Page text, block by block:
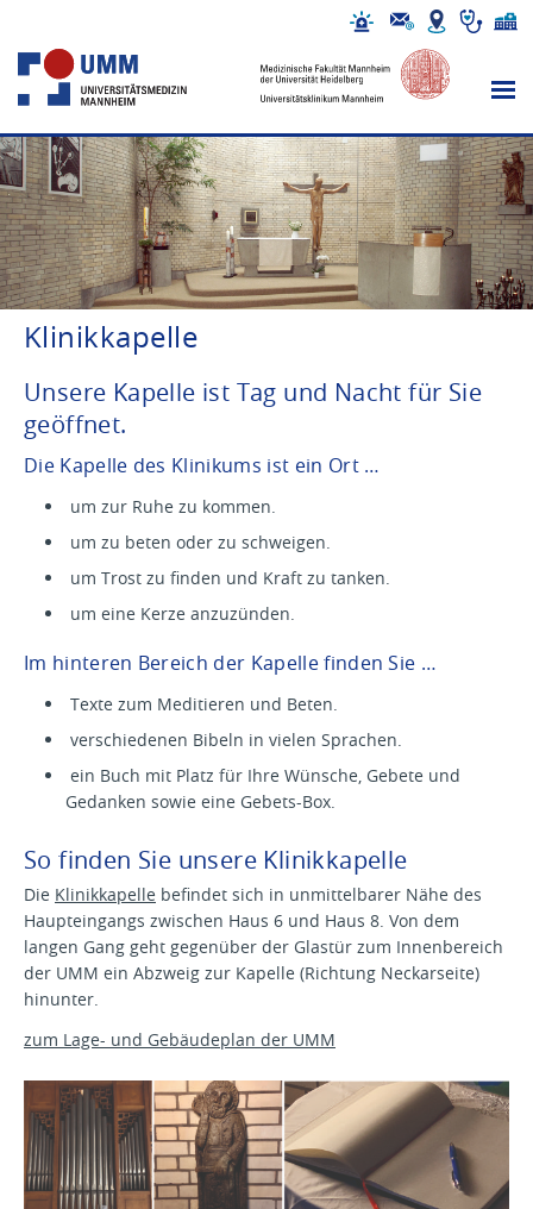
Klinikkapelle
Unsere Kapelle ist Tag und Nacht für Sie
geöffnet.
Die Kapelle des Klinikums ist ein Ort …
um zur Ruhe zu kommen.
um zu beten oder zu schweigen.
um Trost zu finden und Kraft zu tanken.
um eine Kerze anzuzünden.
Im hinteren Bereich der Kapelle finden Sie …
Texte zum Meditieren und Beten.
verschiedenen Bibeln in vielen Sprachen.
ein Buch mit Platz für Ihre Wünsche, Gebete und
Gedanken sowie eine Gebets-Box.
So finden Sie unsere Klinikkapelle
Die Klinikkapelle befindet sich in unmittelbarer Nähe des
Haupteingangs zwischen Haus 6 und Haus 8. Von dem
langen Gang geht gegenüber der Glastür zum Innenbereich
der UMM ein Abzweig zur Kapelle (Richtung Neckarseite)
hinunter.
zum Lage- und Gebäudeplan der UMM